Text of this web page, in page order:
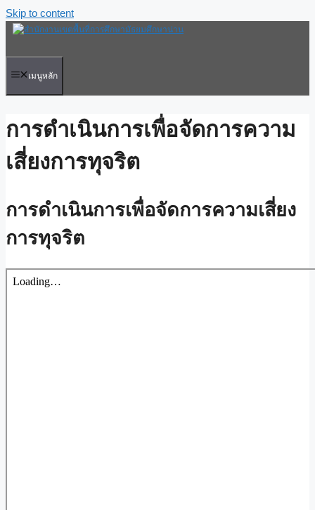
Skip to content
เมนูหลัก
การดำเนินการเพื่อจัดการความ
เสี่ยงการทุจริต
การดำเนินการเพื่อจัดการความเสี่ยง
การทุจริต